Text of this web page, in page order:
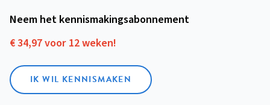
Neem het kennismakings­abonnement
€ 34,97 voor 12 weken!
IK WIL KENNISMAKEN